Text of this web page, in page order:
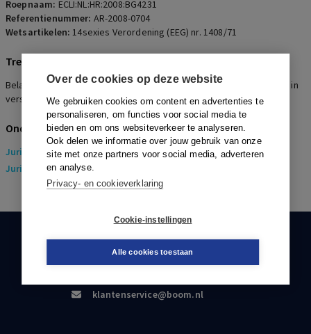
Over de cookies op deze website
We gebruiken cookies om content en advertenties te
personaliseren, om functies voor social media te
bieden en om ons websiteverkeer te analyseren.
Ook delen we informatie over jouw gebruik van onze
site met onze partners voor social media, adverteren
en analyse.
Privacy- en cookieverklaring
Cookie-instellingen
Alle cookies toestaan
Roepnaam: ECLI:NL:HR:2008:BG4231
Referentienummer: AR-2008-0704
Wetsartikelen:14sexies Verordening (EEG) nr. 1408/71
Trefwoorden
Belastingen, Vordering sociale premies, Ambtenaar en werknemer in
verschillende lidstaten, Toepassing Vo. 1408/71
Onderwerpen
Juridisch> Arbeidsrecht
Juridisch> Sociaal Zekerheidsrecht
KLANTENSERVICE
088-0301000
klantenservice@boom.nl